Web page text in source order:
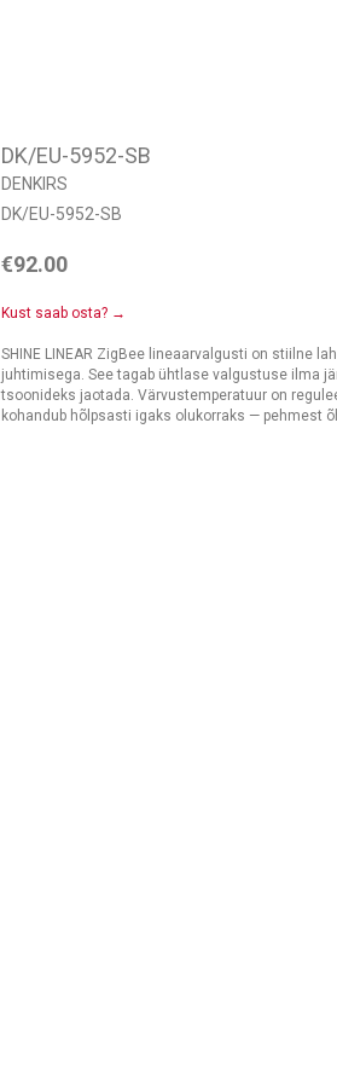
DK/EU-5952-SB
DENKIRS
DK/EU-5952-SB
€92.00
Kust saab osta? →
SHINE LINEAR ZigBee lineaarvalgusti on stiilne
juhtimisega. See tagab ühtlase valgustuse ilma
tsoonideks jaotada. Värvustemperatuur on
kohandub hõlpsasti igaks olukorraks — pehmest